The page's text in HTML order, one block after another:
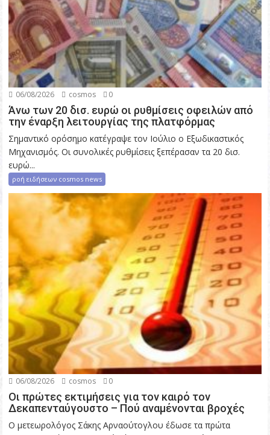
06/08/2026 cosmos 0
Άνω των 20 δισ. ευρώ οι ρυθμίσεις οφειλών από
την έναρξη λειτουργίας της πλατφόρμας
Σημαντικό ορόσημο κατέγραψε τον Ιούλιο ο Εξωδικαστικός
Μηχανισμός. Οι συνολικές ρυθμίσεις ξεπέρασαν τα 20 δισ.
ευρώ...
ροή ειδήσεων cosmos news
06/08/2026 cosmos 0
Οι πρώτες εκτιμήσεις για τον καιρό τον
Δεκαπενταύγουστο – Πού αναμένονται βροχές
Ο μετεωρολόγος Σάκης Αρναούτογλου έδωσε τα πρώτα